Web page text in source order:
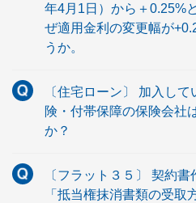
年4月1日）から＋0.25%
ぜ適用金利の変更幅が
うか。
〔住宅ローン〕 加入し
険・付帯保障の保険会社
か？
〔フラット３５〕 契約
「抵当権抹消書類の受取